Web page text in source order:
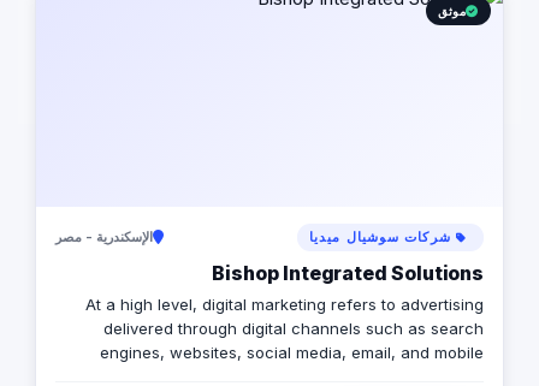
الاستثمار. من خلال الاستهداف الدقيق المبني على البيانات،
موثق
شركات سوشيال ميديا الإسكندرية - مصر
Bishop Integrated Solutions
At a high level, digital marketing refers to advertising
delivered through digital channels such as search
engines, websites, social media, email, and mobile